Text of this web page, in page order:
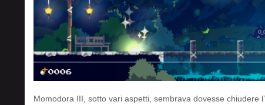
Momodora III, sotto vari aspetti, sembrava dovesse chiudere